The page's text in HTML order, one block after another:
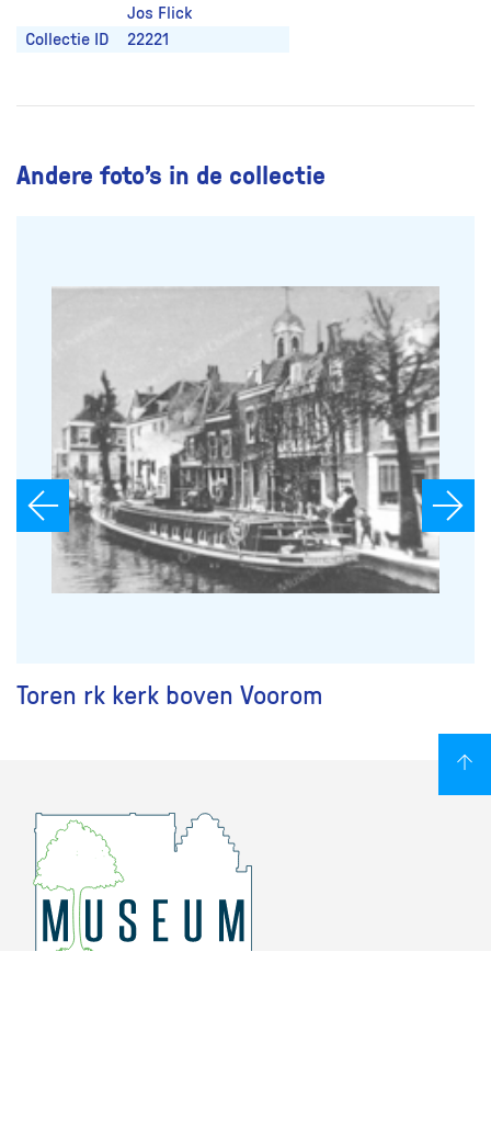
Jos Flick
Collectie ID
22221
Andere foto’s in de collectie
Toren rk kerk boven Voorom